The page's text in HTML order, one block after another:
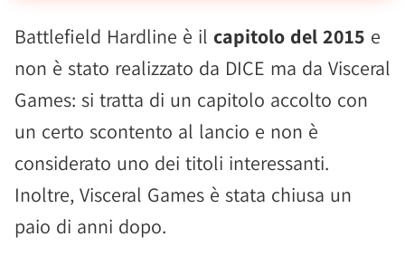
Battlefield Hardline è il capitolo del 2015 e
non è stato realizzato da DICE ma da Visceral
Games: si tratta di un capitolo accolto con
un certo scontento al lancio e non è
considerato uno dei titoli interessanti.
Inoltre, Visceral Games è stata chiusa un
paio di anni dopo.